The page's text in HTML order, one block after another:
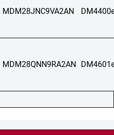
MDM28JNC9VA2AN
MDM28QNN9RA2AN